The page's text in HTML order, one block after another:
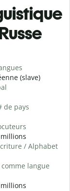
(slave)
de pays
/ Alphabet
langue